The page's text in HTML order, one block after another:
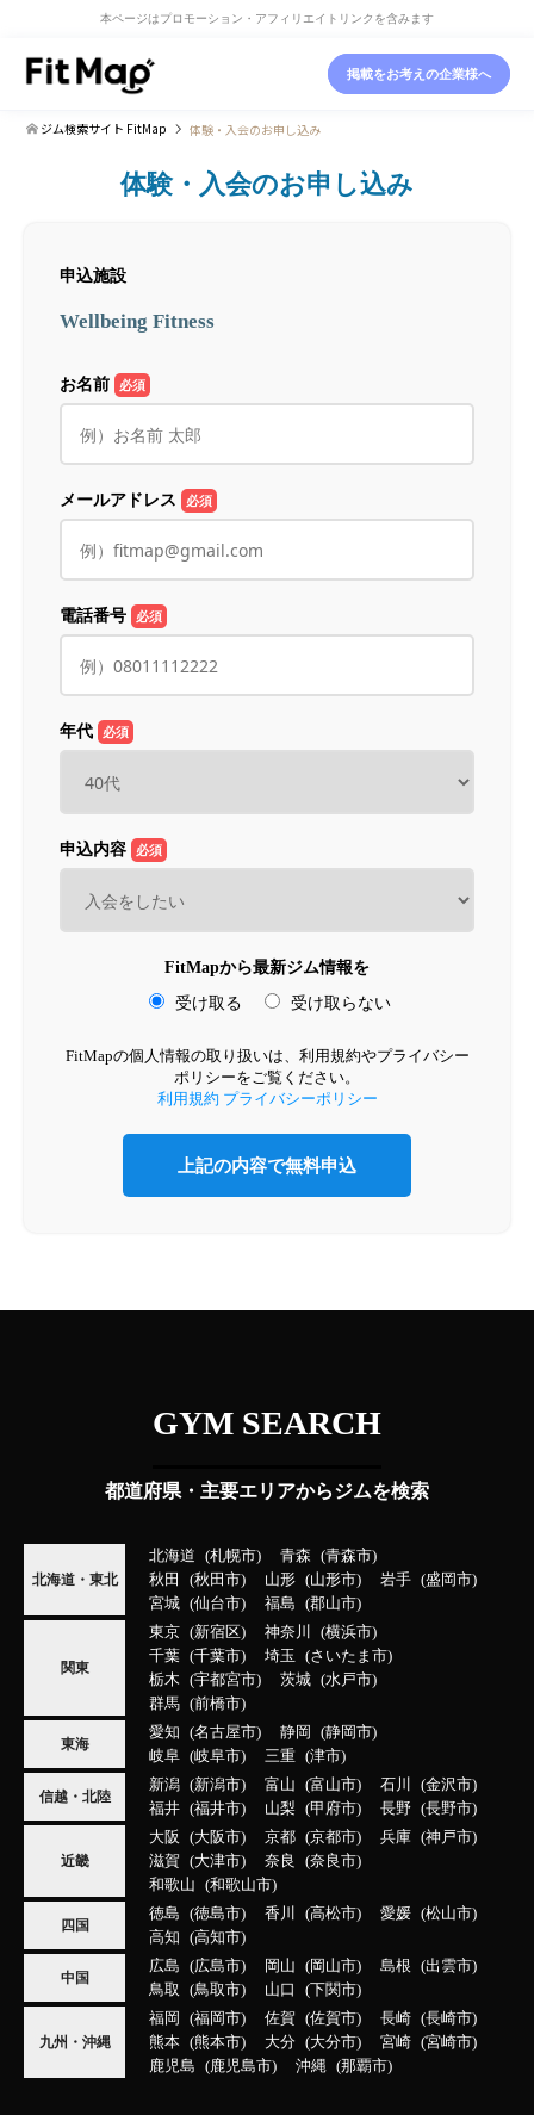
本ページはプロモーション・アフィリエイトリンクを含みます
掲載をお考えの企業様へ
ジム検索サイト FitMap 体験・入会のお申し込み
体験・入会のお申し込み
申込施設
Wellbeing Fitness
お名前 必須
メールアドレス 必須
電話番号 必須
年代 必須
申込内容 必須
FitMapから最新ジム情報を
受け取る
受け取らない
FitMapの個人情報の取り扱いは、利用規約やプライバシー
ポリシーをご覧ください。
利用規約 プライバシーポリシー
GYM SEARCH
都道府県・主要エリアからジムを検索
北海道・東北
北海道 札幌市 青森
青森市
秋田
秋田市 山形 山形市 岩手
盛岡市
宮城
仙台市 福島 郡山市
関東
東京 新宿区 神奈川
横浜市
千葉
千葉市 埼玉
さいたま市
栃木
宇都宮市 茨城
水戸市
群馬
前橋市
東海
愛知 名古屋市 静岡
静岡市
岐阜
岐阜市 三重 津市
信越・北陸
新潟 新潟市 富山 富山市 石川
金沢市
福井
福井市 山梨 甲府市 長野 長野市
近畿
大阪 大阪市 京都 京都市 兵庫
神戸市
滋賀
大津市 奈良
奈良市
和歌山
和歌山市
四国
徳島 徳島市 香川 高松市 愛媛
松山市
高知
高知市
中国
広島 広島市 岡山 岡山市 島根
出雲市
鳥取
鳥取市 山口 下関市
九州・沖縄
福岡 福岡市 佐賀 佐賀市 長崎
長崎市
熊本
熊本市 大分 大分市 宮崎
宮崎市
鹿児島
鹿児島市 沖縄 那覇市